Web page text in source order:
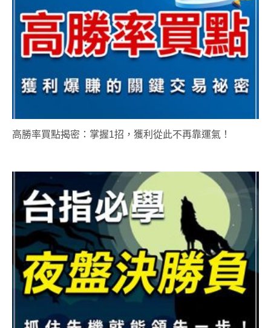
高勝率買點揭密：掌握1招，獲利從此不再靠運氣！